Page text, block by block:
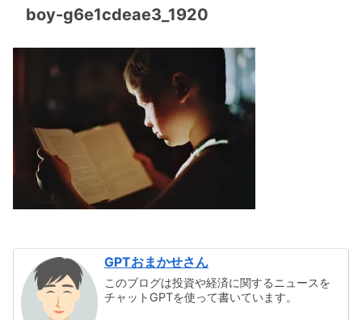
boy-g6e1cdeae3_1920
GPTおまかせさん
このブログは投資や経済に関するニュースを
チャットGPTを使って書いています。